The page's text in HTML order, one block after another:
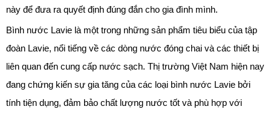
này để đưa ra quyết định đúng đắn cho gia đình mình.
Bình nước Lavie là một trong những sản phẩm tiêu biểu của tập
đoàn Lavie, nổi tiếng về các dòng nước đóng chai và các thiết bị
liên quan đến cung cấp nước sạch. Thị trường Việt Nam hiện nay
đang chứng kiến sự gia tăng của các loại bình nước Lavie bởi
tính tiện dụng, đảm bảo chất lượng nước tốt và phù hợp với